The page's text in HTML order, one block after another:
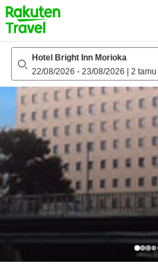
to
top
page
Hotel Bright Inn Morioka
22/08/2026 - 23/08/2026 2 tamu